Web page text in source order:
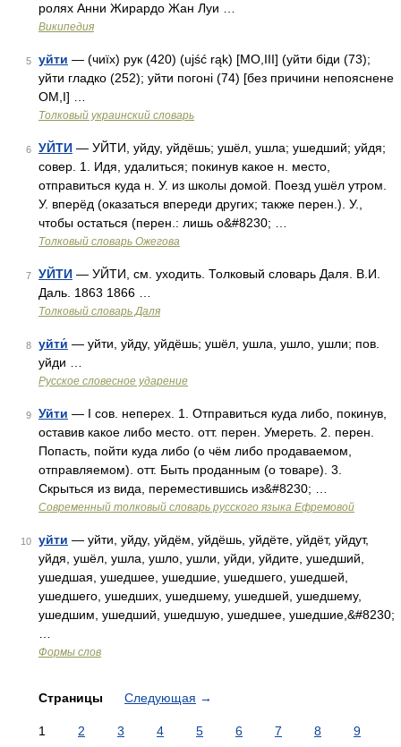
ролях Анни Жирардо Жан Луи …
Википедия
5 уйти — (чиїх) рук (420) (ujść rąk) [MО,III] (уйти біди (73);
уйти гладко (252); уйти погоні (74) [без причини непояснене
OM,I] …
Толковый украинский словарь
6 УЙТИ — УЙТИ, уйду, уйдёшь; ушёл, ушла; ушедший; уйдя;
совер. 1. Идя, удалиться; покинув какое н. место,
отправиться куда н. У. из школы домой. Поезд ушёл утром.
У. вперёд (оказаться впереди других; также перен.). У.,
чтобы остаться (перен.: лишь о&#8230; …
Толковый словарь Ожегова
7 УЙТИ — УЙТИ, см. уходить. Толковый словарь Даля. В.И.
Даль. 1863 1866 …
Толковый словарь Даля
8 уйти́ — уйти, уйду, уйдёшь; ушёл, ушла, ушло, ушли; пов.
уйди …
Русское словесное ударение
9 Уйти — I сов. неперех. 1. Отправиться куда либо, покинув,
оставив какое либо место. отт. перен. Умереть. 2. перен.
Попасть, пойти куда либо (о чём либо продаваемом,
отправляемом). отт. Быть проданным (о товаре). 3.
Скрыться из вида, переместившись из&#8230; …
Современный толковый словарь русского языка Ефремовой
10 уйти — уйти, уйду, уйдём, уйдёшь, уйдёте, уйдёт, уйдут,
уйдя, ушёл, ушла, ушло, ушли, уйди, уйдите, ушедший,
ушедшая, ушедшее, ушедшие, ушедшего, ушедшей,
ушедшего, ушедших, ушедшему, ушедшей, ушедшему,
ушедшим, ушедший, ушедшую, ушедшее, ушедшие,&#8230;
Формы слов
Страницы Следующая →
1 2 3 4 5 6 7 8
9